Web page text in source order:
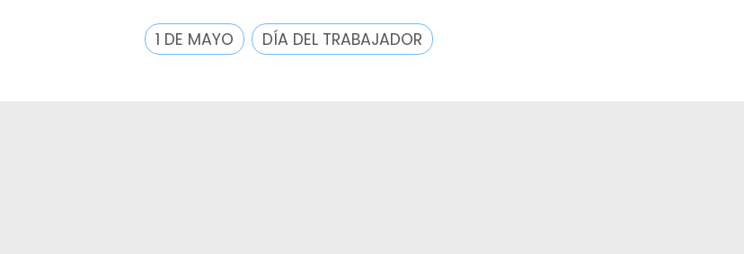
1 DE MAYO DÍA DEL TRABAJADOR